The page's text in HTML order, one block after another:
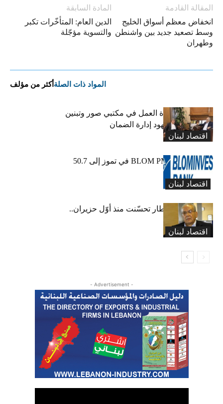
المادة السابقة
الدين العام: المتأخّرات تكبر
والتسوية مؤجّلة
المقالة القادمة
انخفاض معظم أسواق الخليج
وسط تصعيد جديد بين واشنطن
وطهران
المواد ذات الصلة أكثر من مؤلف
اقتصاد لبنان
كركي يعلن عودة العمل في مكتبي صور وتبنين
وطليس ينوّه بجهود إدارة الضمان
اقتصاد لبنان
ارتفاع مؤشر BLOM PMI في تموز إلى 50.7
نقطة
اقتصاد لبنان
عبود: حركة المطار تحسّنت منذ أوّل حزيران..
ولكن
- Advertisement -